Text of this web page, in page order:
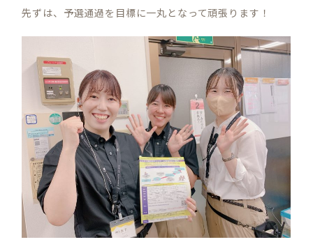
先ずは、予選通過を目標に一丸となって頑張ります！